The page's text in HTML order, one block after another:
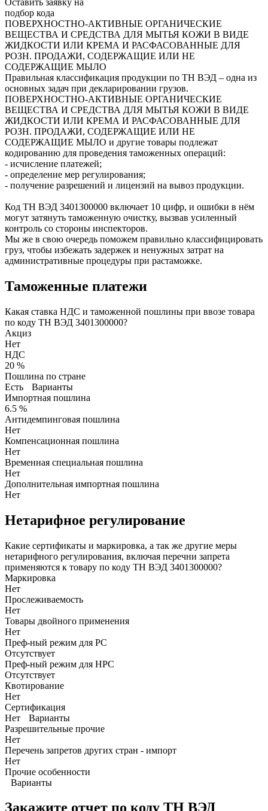
подбор кода
ПОВЕРХНОСТНО-АКТИВНЫЕ ОРГАНИЧЕСКИЕ
ВЕЩЕСТВА И СРЕДСТВА ДЛЯ МЫТЬЯ КОЖИ В ВИДЕ
ЖИДКОСТИ ИЛИ КРЕМА И РАСФАСОВАННЫЕ ДЛЯ
РОЗН. ПРОДАЖИ, СОДЕРЖАЩИЕ ИЛИ НЕ
СОДЕРЖАЩИЕ МЫЛО
Правильная классификация продукции по ТН ВЭД – одна из
основных задач при декларировании грузов.
ПОВЕРХНОСТНО-АКТИВНЫЕ ОРГАНИЧЕСКИЕ
ВЕЩЕСТВА И СРЕДСТВА ДЛЯ МЫТЬЯ КОЖИ В ВИДЕ
ЖИДКОСТИ ИЛИ КРЕМА И РАСФАСОВАННЫЕ ДЛЯ
РОЗН. ПРОДАЖИ, СОДЕРЖАЩИЕ ИЛИ НЕ
СОДЕРЖАЩИЕ МЫЛО и другие товары подлежат
кодированию для проведения таможенных операций:
- исчисление платежей;
- определение мер регулирования;
- получение разрешений и лицензий на вывоз продукции.
Код ТН ВЭД 3401300000 включает 10 цифр, и ошибки в нём
могут затянуть таможенную очистку, вызвав усиленный
контроль со стороны инспекторов.
Мы же в свою очередь поможем правильно классифицировать
груз, чтобы избежать задержек и ненужных затрат на
административные процедуры при растаможке.
Таможенные платежи
Какая ставка НДС и таможенной пошлины при ввозе товара
по коду ТН ВЭД 3401300000?
Акциз
Нет
НДС
20 %
Пошлина по стране
Есть
Варианты
Импортная пошлина
6.5 %
Антидемпинговая пошлина
Нет
Компенсационная пошлина
Нет
Временная специальная пошлина
Нет
Дополнительная импортная пошлина
Нет
Нетарифное регулирование
Какие сертификаты и маркировка, а так же другие меры
нетарифного регулирования, включая перечни запрета
применяются к товару по коду ТН ВЭД 3401300000?
Маркировка
Нет
Прослеживаемость
Нет
Товары двойного применения
Нет
Преф-ный режим для РС
Отсутствует
Преф-ный режим для НРС
Отсутствует
Квотирование
Нет
Сертификация
Нет
Варианты
Разрешительные прочие
Нет
Перечень запретов других стран - импорт
Нет
Прочие особенности
Варианты
Закажите отчет по коду ТН ВЭД